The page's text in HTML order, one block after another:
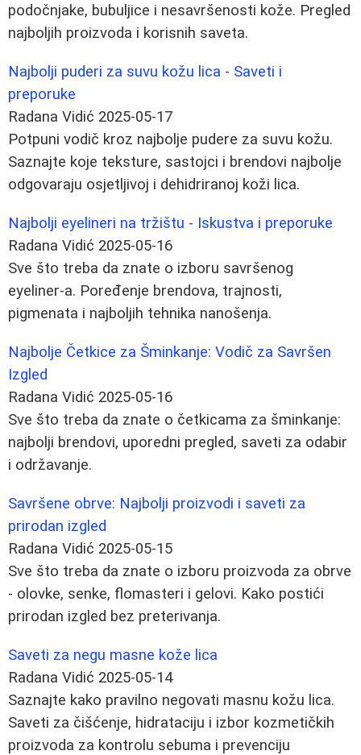
podočnjake, bubuljice i nesavršenosti kože. Pregled
najboljih proizvoda i korisnih saveta.
Najbolji puderi za suvu kožu lica - Saveti i
preporuke
Radana Vidić 2025-05-17
Potpuni vodič kroz najbolje pudere za suvu kožu.
Saznajte koje teksture, sastojci i brendovi najbolje
odgovaraju osjetljivoj i dehidriranoj koži lica.
Najbolji eyelineri na tržištu - Iskustva i preporuke
Radana Vidić 2025-05-16
Sve što treba da znate o izboru savršenog
eyeliner-a. Poređenje brendova, trajnosti,
pigmenata i najboljih tehnika nanošenja.
Najbolje Četkice za Šminkanje: Vodič za Savršen
Izgled
Radana Vidić 2025-05-16
Sve što treba da znate o četkicama za šminkanje:
najbolji brendovi, uporedni pregled, saveti za odabir
i održavanje.
Savršene obrve: Najbolji proizvodi i saveti za
prirodan izgled
Radana Vidić 2025-05-15
Sve što treba da znate o izboru proizvoda za obrve
- olovke, senke, flomasteri i gelovi. Kako postići
prirodan izgled bez preterivanja.
Saveti za negu masne kože lica
Radana Vidić 2025-05-14
Saznajte kako pravilno negovati masnu kožu lica.
Saveti za čišćenje, hidrataciju i izbor kozmetičkih
proizvoda za kontrolu sebuma i prevenciju